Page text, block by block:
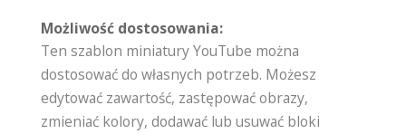
Możliwość dostosowania:
Ten szablon miniatury YouTube można
dostosować do własnych potrzeb. Możesz
edytować zawartość, zastępować obrazy,
zmieniać kolory, dodawać lub usuwać bloki